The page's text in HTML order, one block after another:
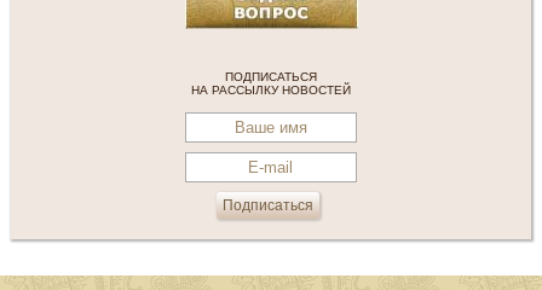
ПОДПИСАТЬСЯ
НА РАССЫЛКУ НОВОСТЕЙ